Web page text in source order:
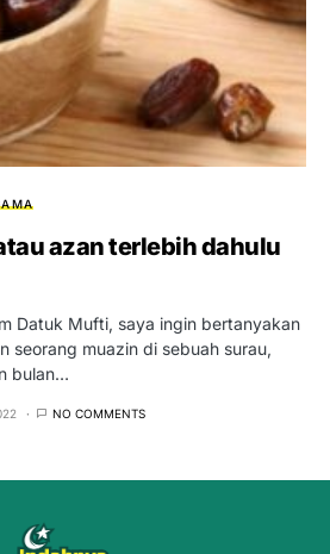
azan terlebih dahulu
Datuk Mufti, saya ingin bertanyakan
seorang muazin di sebuah surau,
bulan…
NO COMMENTS